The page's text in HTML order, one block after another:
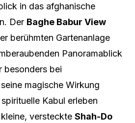
in das afghanische
Der Baghe Babur View
berühmten Gartenanlage
Panoramablick
besonders bei
magische Wirkung
Kabul erleben
versteckte Shah-Do